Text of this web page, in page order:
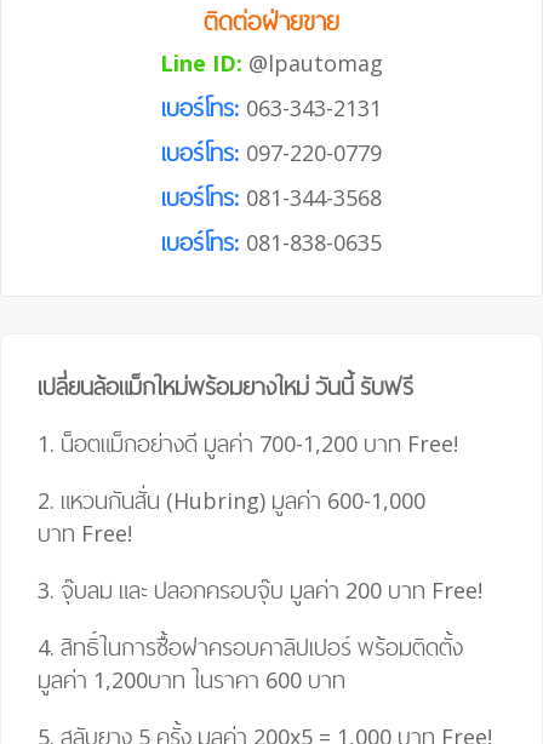
ติดต่อฝ่ายขาย
Line ID: @lpautomag
เบอร์โทร: 063-343-2131
เบอร์โทร: 097-220-0779
เบอร์โทร: 081-344-3568
เบอร์โทร: 081-838-0635
เปลี่ยนล้อแม็กใหม่พร้อมยางใหม่ วันนี้ รับฟรี
1. น็อตแม็กอย่างดี มูลค่า 700-1,200 บาท Free!
2. แหวนกันสั่น (Hubring) มูลค่า 600-1,000
บาท Free!
3. จุ๊บลม และ ปลอกครอบจุ๊บ มูลค่า 200 บาท Free!
4. สิทธิ์ในการซื้อฝาครอบคาลิปเปอร์ พร้อมติดตั้ง
มูลค่า 1,200บาท ในราคา 600 บาท
5. สลับยาง 5 ครั้ง มูลค่า 200x5 = 1,000 บาท Free!